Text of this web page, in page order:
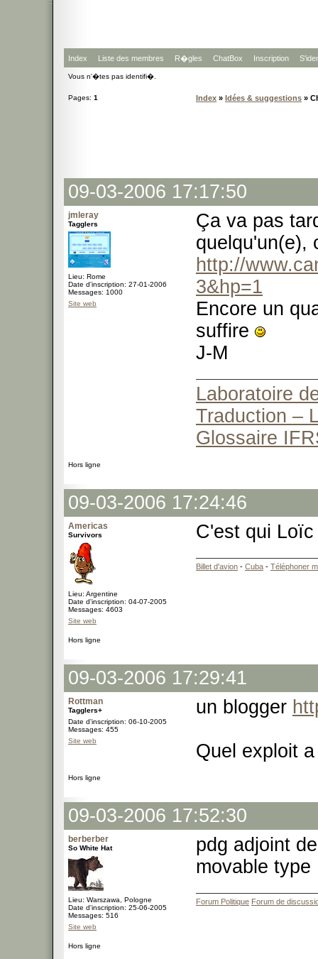
Index Liste des membres R�gles ChatBox Inscription
Vous n'�tes pas identifi�.
Pages: 1 Index » Idées & suggestions »
09-03-2006 17:17:50
jmleray
Tagglers
Lieu: Rome
Date d'inscription: 27-01-2006
Messages: 1000
Site web
Ça va pas
quelqu'un(e),
http://
3&hp=1
Encore un
suffire
J-M
Laboratoire
Traduction –
Glossaire
Hors ligne
09-03-2006 17:24:46
Americas
Survivors
Lieu: Argentine
Date d'inscription: 04-07-2005
Messages: 4603
Site web
C'est qui
Billet d'avion - Cuba - Téléphoner
Hors ligne
09-03-2006 17:29:41
Rottman
Tagglers+
Date d'inscription: 06-10-2005
Messages: 455
Site web
un blogger
Quel exploit
Hors ligne
09-03-2006 17:52:30
berberber
So White Hat
Lieu: Warszawa, Pologne
Date d'inscription: 25-06-2005
Messages: 516
Site web
pdg adjoint
movable type
Forum Politique Forum de
Hors ligne